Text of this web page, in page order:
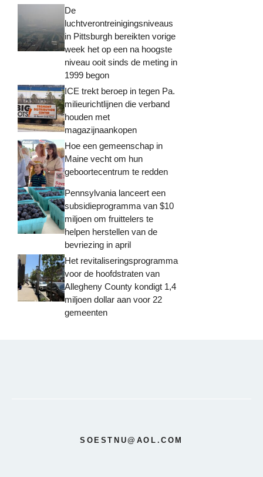
De
luchtverontreinigingsniveaus
in Pittsburgh bereikten vorige
week het op een na hoogste
niveau ooit sinds de meting in
1999 begon
ICE trekt beroep in tegen Pa.
milieurichtlijnen die verband
houden met
magazijnaankopen
Hoe een gemeenschap in
Maine vecht om hun
geboortecentrum te redden
Pennsylvania lanceert een
subsidieprogramma van $10
miljoen om fruittelers te
helpen herstellen van de
bevriezing in april
Het revitaliseringsprogramma
voor de hoofdstraten van
Allegheny County kondigt 1,4
miljoen dollar aan voor 22
gemeenten
SOESTNU@AOL.COM